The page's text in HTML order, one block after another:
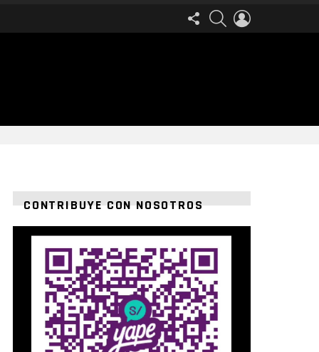
FOLLOW
US
SEARCH
CONTRIBUYE CON NOSOTROS